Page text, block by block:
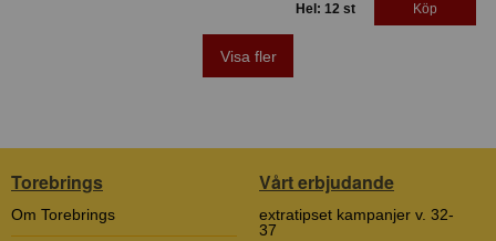
Hel: 12 st Köp
Visa fler
Torebrings
Om Torebrings
Vårt erbjudande
extratipset kampanjer v. 32-
37